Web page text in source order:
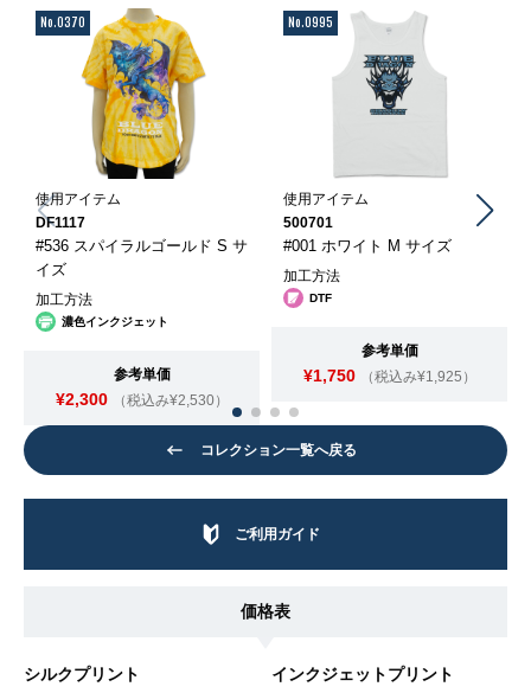
ご利用ガイド
価格表
シルクプリント インクジェットプリント
No.0370
使用アイテム
DF1117
#536 スパイラルゴールド S サ
イズ
加工方法
濃色インクジェット
参考単価
¥2,300 （税込み¥2,530）
No.0995
使用アイテム
500701
#001 ホワイト M サイズ
加工方法
DTF
参考単価
¥1,750 （税込み¥1,925）
コレクション一覧へ戻る